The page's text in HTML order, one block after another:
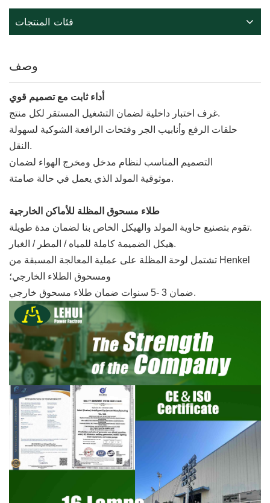
فئات المنتجات
وصف
أداء ثابت مع تصميم قوي
غرف اختبار داخلية لضمان التشغيل المستقر لكل منتج.
حلقات الرفع وأنابيب الجر وفتحات الرافعة الشوكية لسهولة
النقل.
التصميم المناسب لنظام مدخل ومخرج الهواء لضمان
موثوقية المولد الذي يعمل في حالة صامتة.
طلاء مسحوق المظلة للأماكن الخارجية
تقوم بتصنيع حاوية المولد والهيكل الخاص بنا لضمان مدة طويلة.
هيكل الضميمة كاملة للمياه / المطر / الغبار.
تشتمل لوحة المظلة على عملية المعالجة المسبقة من Henkel
ومسحوق الطلاء الخارجي؛
ضمان 3 -5 سنوات ضمان طلاء مسحوق خارجي.